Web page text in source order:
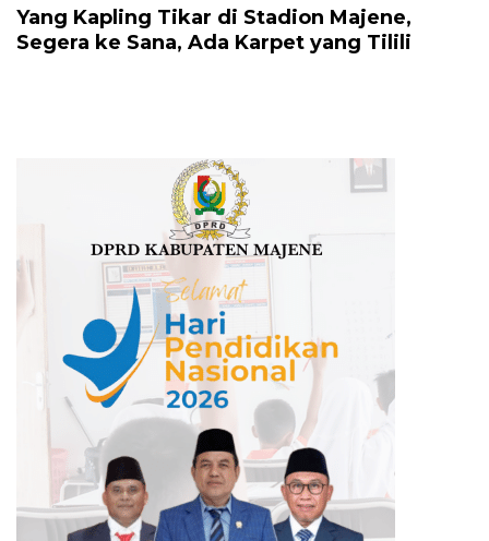
Yang Kapling Tikar di Stadion Majene,
Segera ke Sana, Ada Karpet yang Tilili